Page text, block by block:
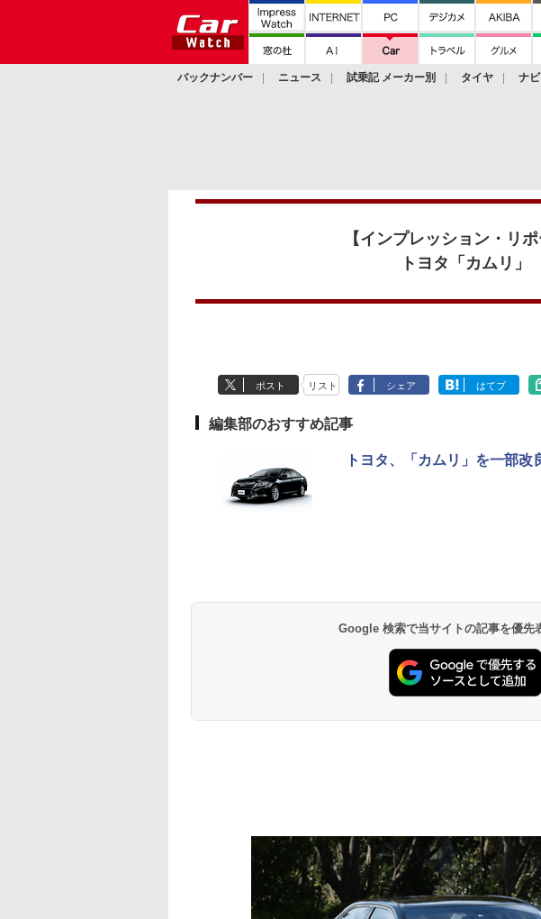
バックナンバー ニュース 試乗記 メーカー別 タイヤ ナビ
【インプレッション・リポ
トヨタ「カムリ」
ポスト リスト シェア はてブ
編集部のおすすめ記事
トヨタ、「カムリ」を一部
Google 検索で当サイトの記事を優先